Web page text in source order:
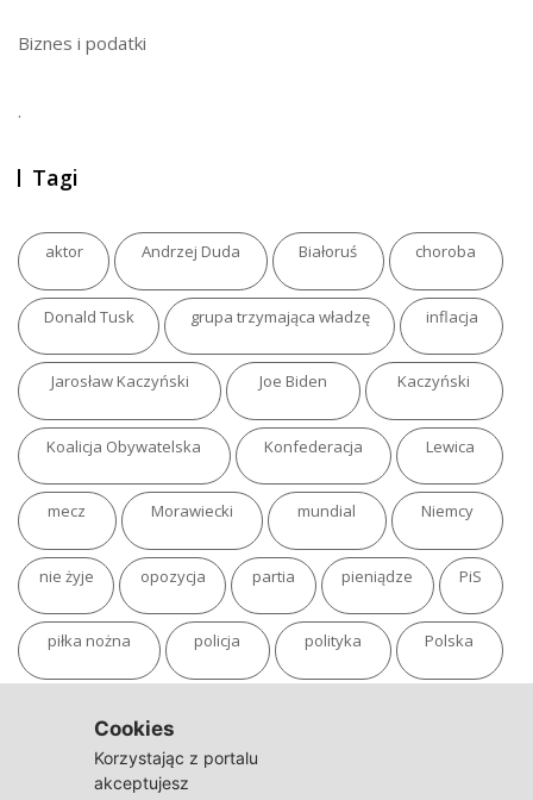
Biznes i podatki
.
Tagi
aktor Andrzej Duda Białoruś choroba
Donald Tusk grupa trzymająca władzę inflacja
Jarosław Kaczyński Joe Biden Kaczyński
Koalicja Obywatelska Konfederacja Lewica
mecz Morawiecki mundial Niemcy
nie żyje opozycja partia pieniądze PiS
piłka nożna policja polityka Polska
sąd TVN
Cookies
Korzystając z portalu
akceptujesz